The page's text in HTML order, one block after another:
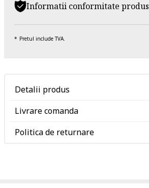
Informatii conformitate produs
Pretul include TVA.
Detalii produs
Livrare comanda
Politica de returnare